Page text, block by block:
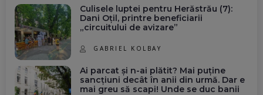
Culisele luptei pentru Herăstrău (7):
Dani Oțil, printre beneficiarii
„circuitului de avizare”
GABRIEL KOLBAY
Ai parcat și n-ai plătit? Mai puține
sancțiuni decât în anii din urmă. Dar e
mai greu să scapi! Unde se duc banii